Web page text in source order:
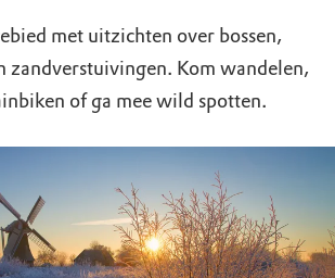
met uitzichten over bossen,
zandverstuivingen. Kom wandelen,
of ga mee wild spotten.